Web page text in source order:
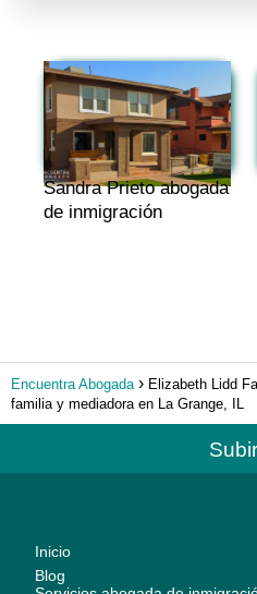
Sandra Prieto abogada
de inmigración
Encuentra Abogada
Elizabeth Lidd
familia y mediadora en La Grange, IL
Subir
Inicio
Blog